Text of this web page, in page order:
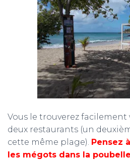
Vous le trouverez facilement
deux restaurants (un
cette même plage). Pensez
les mégots dans la